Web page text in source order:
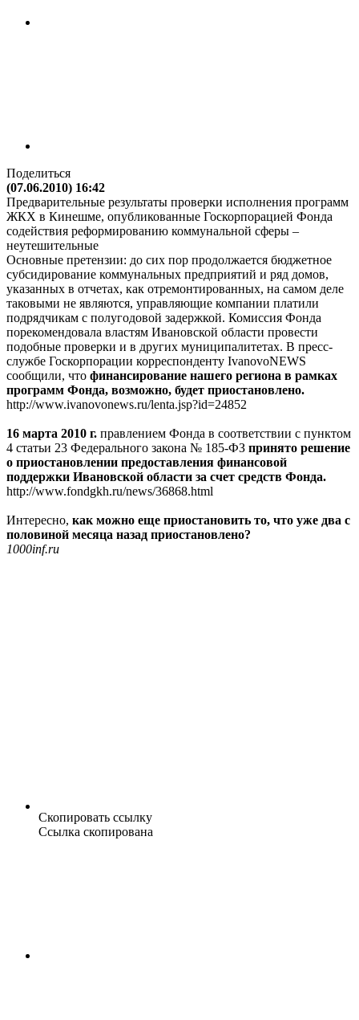
Поделиться
(07.06.2010) 16:42
Предварительные результаты проверки исполнения программ
ЖКХ в Кинешме, опубликованные Госкорпорацией Фонда
содействия реформированию коммунальной сферы –
неутешительные
Основные претензии: до сих пор продолжается бюджетное
субсидирование коммунальных предприятий и ряд домов,
указанных в отчетах, как отремонтированных, на самом деле
таковыми не являются, управляющие компании платили
подрядчикам с полугодовой задержкой. Комиссия Фонда
порекомендовала властям Ивановской области провести
подобные проверки и в других муниципалитетах. В пресс-
службе Госкорпорации корреспонденту IvanovoNEWS
сообщили, что финансирование нашего региона в рамках
программ Фонда, возможно, будет приостановлено.
http://www.ivanovonews.ru/lenta.jsp?id=24852
16 марта 2010 г. правлением Фонда в соответствии с пунктом
4 статьи 23 Федерального закона № 185-ФЗ принято решение
о приостановлении предоставления финансовой
поддержки Ивановской области за счет средств Фонда.
http://www.fondgkh.ru/news/36868.html
Интересно, как можно еще приостановить то, что уже два с
половиной месяца назад приостановлено?
1000inf.ru
Скопировать ссылку
Ссылка скопирована